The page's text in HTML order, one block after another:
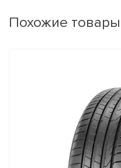
Похожие товары